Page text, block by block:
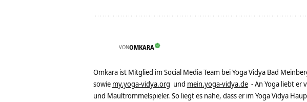
VONOMKARA
Omkara ist Mitglied im Social Media Team bei Yoga Vidya Bad
sowie my.yoga-vidya.org und mein.yoga-vidya.de - An Yoga liebt er
und Maultrommelspieler. So liegt es nahe, dass er im Yoga Vidya